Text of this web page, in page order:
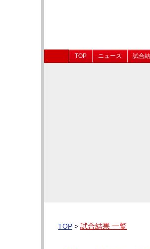
TOP ニュース 試合
TOP > 試合結果 一覧